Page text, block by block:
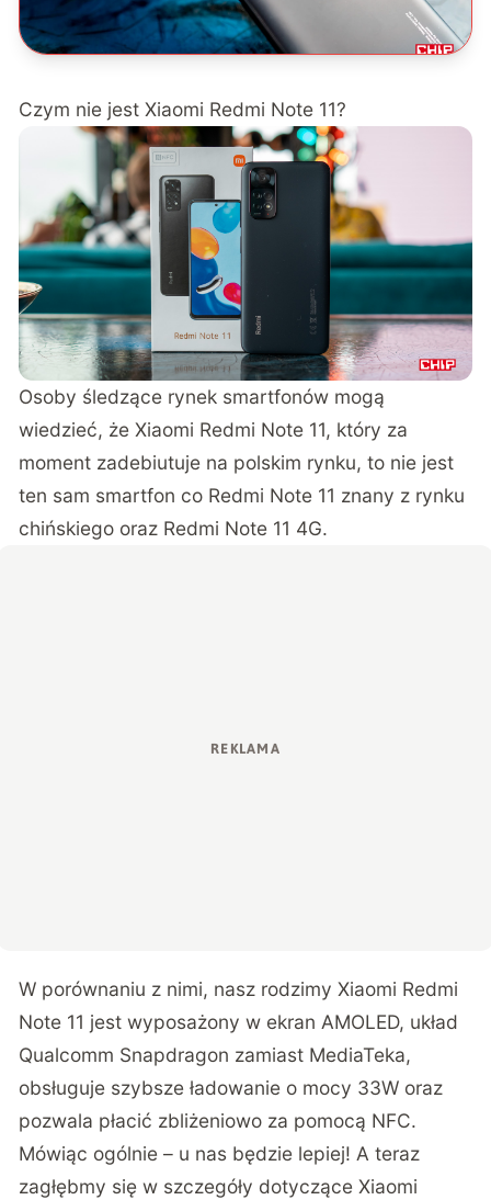
Czym nie jest Xiaomi Redmi Note 11?
Osoby śledzące rynek smartfonów mogą
wiedzieć, że Xiaomi Redmi Note 11, który za
moment zadebiutuje na polskim rynku, to nie jest
ten sam smartfon co Redmi Note 11 znany z rynku
chińskiego oraz Redmi Note 11 4G.
W porównaniu z nimi, nasz rodzimy Xiaomi Redmi
Note 11 jest wyposażony w ekran AMOLED, układ
Qualcomm Snapdragon zamiast MediaTeka,
obsługuje szybsze ładowanie o mocy 33W oraz
pozwala płacić zbliżeniowo za pomocą NFC.
Mówiąc ogólnie – u nas będzie lepiej! A teraz
zagłębmy się w szczegóły dotyczące Xiaomi